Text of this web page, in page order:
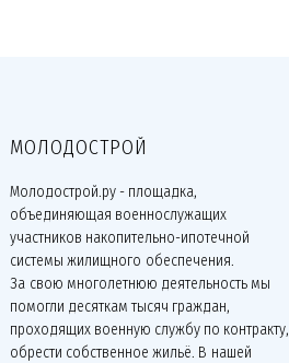
МОЛОДОСТРОЙ
Молодострой.ру - площадка,
объединяющая военнослужащих
участников накопительно-ипотечной
системы жилищного обеспечения.
За свою многолетнюю деятельность мы
помогли десяткам тысяч граждан,
проходящих военную службу по контракту,
обрести собственное жильё. В нашей